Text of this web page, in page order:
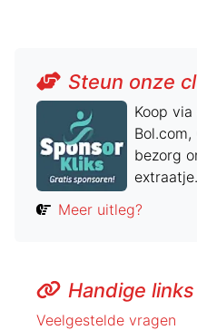
Steun onze
Koop
bezorg
extraatje.
Meer uitleg?
Handige links
Veelgestelde vragen